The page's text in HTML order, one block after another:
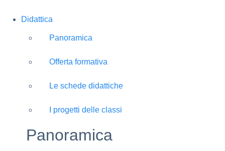
Didattica
Panoramica
Offerta formativa
Le schede didattiche
I progetti delle classi
Panoramica